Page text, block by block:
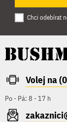
Chci odebírat
Volej na
Po - Pá: 8 - 17 h